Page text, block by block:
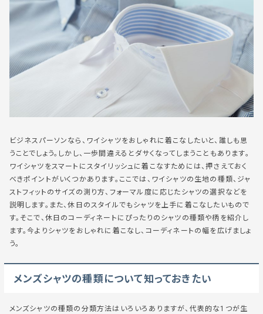
ビジネスパーソンなら、ワイシャツをおしゃれに着こなしたいと、誰しも思
うことでしょう。しかし、一歩間違えるとダサくなってしまうこともあります。
ワイシャツをスマートにスタイリッシュに着こなすためには、押さえておく
べきポイントがいくつかあります。ここでは、ワイシャツの生地の種類、ジャ
ストフィットのサイズの測り方、フォーマル度に応じたシャツの選択などを
説明します。また、休日のスタイルでもシャツを上手に着こなしたいもので
す。そこで、休日のコーディネートにぴったりのシャツの種類や柄を紹介し
ます。今よりシャツをおしゃれに着こなし、コーディネートの幅を広げましょ
う。
メンズシャツの種類について知っておきたい
メンズシャツの種類の分類方法はいろいろありますが、代表的な1つが生